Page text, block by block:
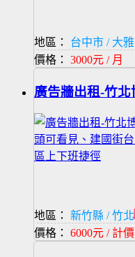
地區：
台中市 / 大
價格： 3000元 / 月
廣告牆出租-竹
地區：
新竹縣 / 竹
價格： 6000元 / 計